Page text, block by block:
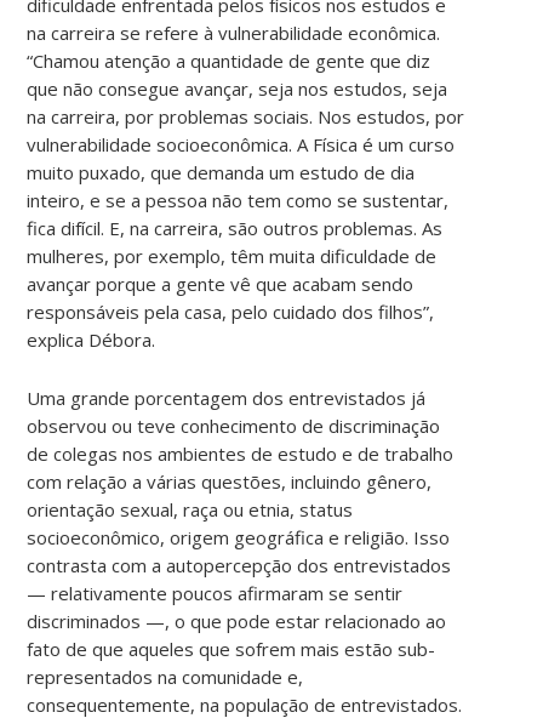
na carreira se refere à vulnerabilidade econômica.
“Chamou atenção a quantidade de gente que diz
que não consegue avançar, seja nos estudos, seja
na carreira, por problemas sociais. Nos estudos, por
vulnerabilidade socioeconômica. A Física é um curso
muito puxado, que demanda um estudo de dia
inteiro, e se a pessoa não tem como se sustentar,
fica difícil. E, na carreira, são outros problemas. As
mulheres, por exemplo, têm muita dificuldade de
avançar porque a gente vê que acabam sendo
responsáveis pela casa, pelo cuidado dos filhos”,
explica Débora.
Uma grande porcentagem dos entrevistados já
observou ou teve conhecimento de discriminação
de colegas nos ambientes de estudo e de trabalho
com relação a várias questões, incluindo gênero,
orientação sexual, raça ou etnia, status
socioeconômico, origem geográfica e religião. Isso
contrasta com a autopercepção dos entrevistados
— relativamente poucos afirmaram se sentir
discriminados —, o que pode estar relacionado ao
fato de que aqueles que sofrem mais estão sub-
representados na comunidade e,
consequentemente, na população de entrevistados.